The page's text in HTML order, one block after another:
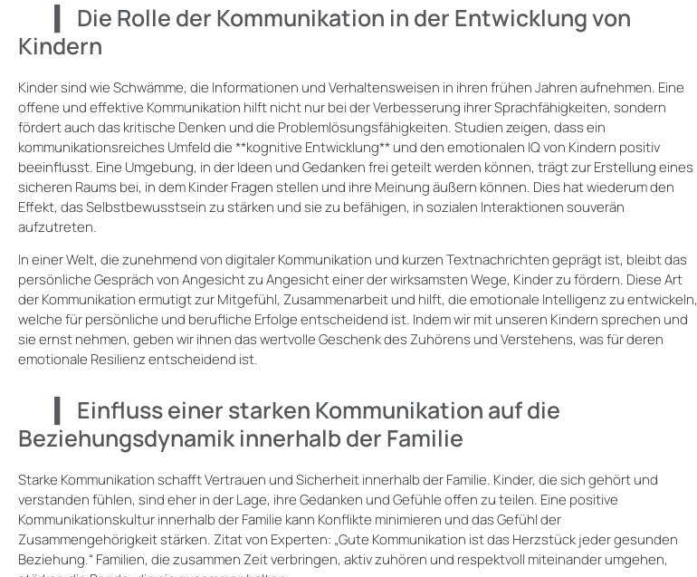
Die Rolle der Kommunikation in der Entwicklung von
Kindern
Kinder sind wie Schwämme, die Informationen und Verhaltensweisen in ihren frühen Jahren aufnehmen. Eine
offene und effektive Kommunikation hilft nicht nur bei der Verbesserung ihrer Sprachfähigkeiten, sondern
fördert auch das kritische Denken und die Problemlösungsfähigkeiten. Studien zeigen, dass ein
kommunikationsreiches Umfeld die **kognitive Entwicklung** und den emotionalen IQ von Kindern positiv
beeinflusst. Eine Umgebung, in der Ideen und Gedanken frei geteilt werden können, trägt zur Erstellung eines
sicheren Raums bei, in dem Kinder Fragen stellen und ihre Meinung äußern können. Dies hat wiederum den
Effekt, das Selbstbewusstsein zu stärken und sie zu befähigen, in sozialen Interaktionen souverän
aufzutreten.
In einer Welt, die zunehmend von digitaler Kommunikation und kurzen Textnachrichten geprägt ist, bleibt das
persönliche Gespräch von Angesicht zu Angesicht einer der wirksamsten Wege, Kinder zu fördern. Diese Art
der Kommunikation ermutigt zur Mitgefühl, Zusammenarbeit und hilft, die emotionale Intelligenz zu entwickeln,
welche für persönliche und berufliche Erfolge entscheidend ist. Indem wir mit unseren Kindern sprechen und
sie ernst nehmen, geben wir ihnen das wertvolle Geschenk des Zuhörens und Verstehens, was für deren
emotionale Resilienz entscheidend ist.
Einfluss einer starken Kommunikation auf die
Beziehungsdynamik innerhalb der Familie
Starke Kommunikation schafft Vertrauen und Sicherheit innerhalb der Familie. Kinder, die sich gehört und
verstanden fühlen, sind eher in der Lage, ihre Gedanken und Gefühle offen zu teilen. Eine positive
Kommunikationskultur innerhalb der Familie kann Konflikte minimieren und das Gefühl der
Zusammengehörigkeit stärken. Zitat von Experten: „Gute Kommunikation ist das Herzstück jeder gesunden
Beziehung.“ Familien, die zusammen Zeit verbringen, aktiv zuhören und respektvoll miteinander umgehen,